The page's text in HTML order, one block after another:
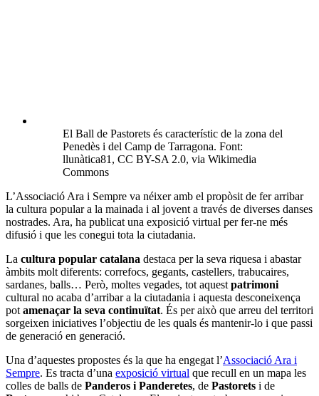
El Ball de Pastorets és característic de la zona del
Penedès i del Camp de Tarragona. Font:
llunàtica81, CC BY-SA 2.0, via Wikimedia
Commons
L’Associació Ara i Sempre va néixer amb el propòsit de fer arribar
la cultura popular a la mainada i al jovent a través de diverses danses
nostrades. Ara, ha publicat una exposició virtual per fer-ne més
difusió i que les conegui tota la ciutadania.
La cultura popular catalana destaca per la seva riquesa i abastar
àmbits molt diferents: correfocs, gegants, castellers, trabucaires,
sardanes, balls… Però, moltes vegades, tot aquest patrimoni
cultural no acaba d’arribar a la ciutadania i aquesta desconeixença
pot amenaçar la seva continuïtat. És per això que arreu del territori
sorgeixen iniciatives l’objectiu de les quals és mantenir-lo i que passi
de generació en generació.
Una d’aquestes propostes és la que ha engegat l’Associació Ara i
Sempre. Es tracta d’una exposició virtual que recull en un mapa les
colles de balls de Panderos i Panderetes, de Pastorets i de